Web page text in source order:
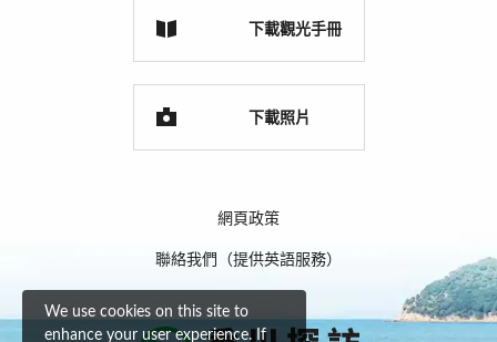
下載觀光手冊
下載照片
網頁政策
聯絡我們（提供英語服務）
We use cookies on this site to
enhance your user experience. If